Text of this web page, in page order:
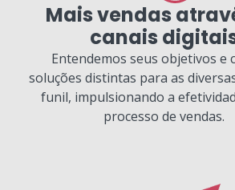
Mais vendas
canais
Entendemos seus objetivos e
soluções distintas para as
funil, impulsionando a
processo de vendas.